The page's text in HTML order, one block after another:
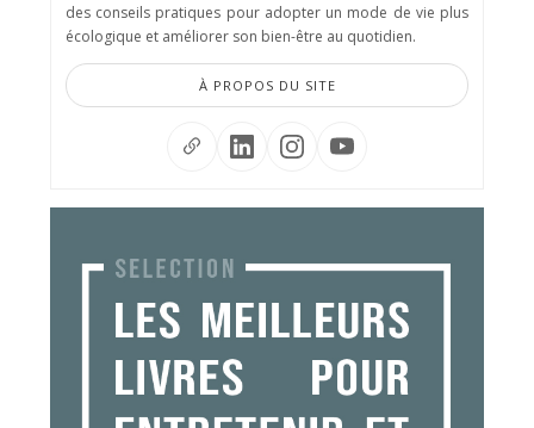
des conseils pratiques pour adopter un mode de vie plus
écologique et améliorer son bien-être au quotidien.
À PROPOS DU SITE